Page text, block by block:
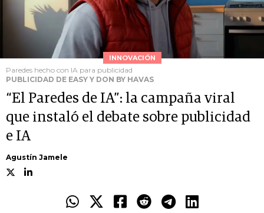
INNOVACIÓN
Paredes hecho con IA para publicidad
PUBLICIDAD DE EASY Y DON BY HAVAS
“El Paredes de IA”: la campaña viral
que instaló el debate sobre publicidad
e IA
Agustín Jamele